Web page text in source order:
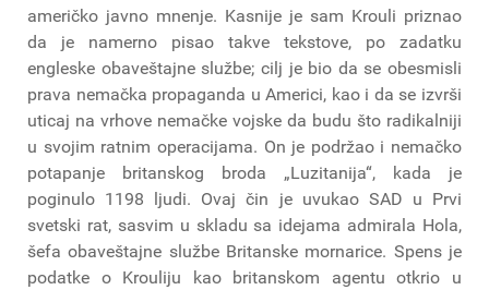
američko javno mnenje. Kasnije je sam Krouli priznao
da je namerno pisao takve tekstove, po zadatku
engleske obaveštajne službe; cilj je bio da se obesmisli
prava nemačka propaganda u Americi, kao i da se izvrši
uticaj na vrhove nemačke vojske da budu što radikalniji
u svojim ratnim operacijama. On je podržao i nemačko
potapanje britanskog broda „Luzitanija“, kada je
poginulo 1198 ljudi. Ovaj čin je uvukao SAD u Prvi
svetski rat, sasvim u skladu sa idejama admirala Hola,
šefa obaveštajne službe Britanske mornarice. Spens je
podatke o Krouliju kao britanskom agentu otkrio u